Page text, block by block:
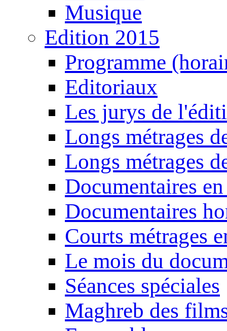
Musique
Edition 2015
Programme
Editoriaux
Les jurys de
Longs métrages
Longs métrages
Documentaires
Documentaires
Courts métrages
Le mois du
Séances spéciales
Maghreb des